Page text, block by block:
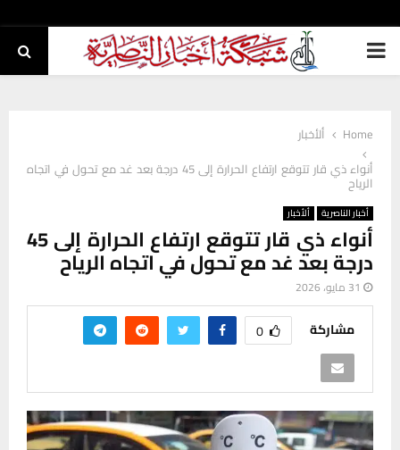
PRIMARY
Home
ألأخبار
أنواء ذي قار تتوقع ارتفاع الحرارة إلى 45 درجة بعد غد مع تحول في اتجاه
الرياح
أخبار الناصرية ألأخبار
أنواء ذي قار تتوقع ارتفاع الحرارة إلى 45
درجة بعد غد مع تحول في اتجاه الرياح
31 مايو، 2026
مشاركة 0